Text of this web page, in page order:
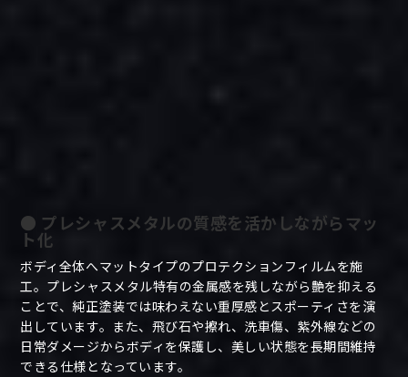
● プレシャスメタルの質感を活かしながらマッ
ト化
ボディ全体へマットタイプのプロテクションフィルムを施
工。プレシャスメタル特有の金属感を残しながら艶を抑える
ことで、純正塗装では味わえない重厚感とスポーティさを演
出しています。また、飛び石や擦れ、洗車傷、紫外線などの
日常ダメージからボディを保護し、美しい状態を長期間維持
できる仕様となっています。